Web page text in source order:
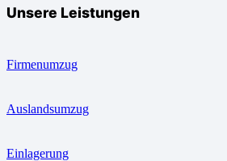
Unsere Leistungen
Firmenumzug
Auslandsumzug
Einlagerung